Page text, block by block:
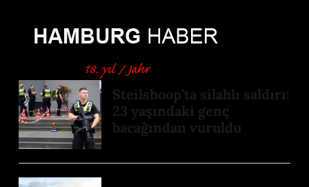
Steilshoop’ta silahlı saldırı:
23 yaşındaki genç
bacağından vuruldu